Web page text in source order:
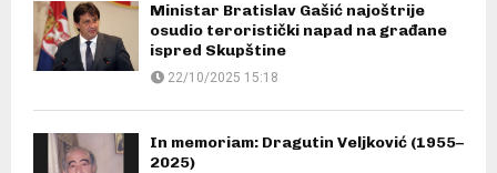
Ministar Bratislav Gašić najoštrije
osudio teroristički napad na građane
ispred Skupštine
22/10/2025 15:18
In memoriam: Dragutin Veljković (1955–
2025)